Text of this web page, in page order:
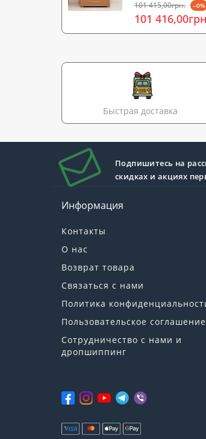
101 415,00грн. --0%
101
Быстрая доставка
Подпишитесь на
скидках и акциях
Информация
Контакты
О нас
Возврат товара
Связаться с нами
Политика
Пользовательское соглашение
Сотрудничество с нами и
дропшиппинг